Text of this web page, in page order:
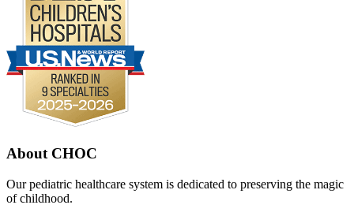
About CHOC
Our pediatric healthcare system is dedicated to preserving the magic
of childhood.